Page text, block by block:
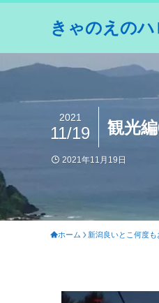
きゃのえのハ
観光
2021
11/19
2021年11月19日
ホーム 新潟良いとこ何度